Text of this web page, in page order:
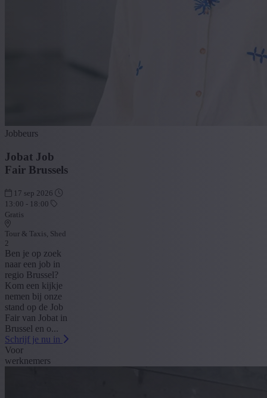
Jobbeurs
Jobat Job
Fair Brussels
17 sep 2026
13:00 - 18:00
Gratis
Tour & Taxis, Shed
2
Ben je op zoek
naar een job in
regio Brussel?
Kom een kijkje
nemen bij onze
stand op de Job
Fair van Jobat in
Brussel en o...
Schrijf je nu in
Voor
werknemers